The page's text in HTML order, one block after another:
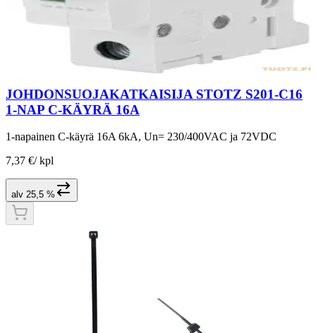
JOHDONSUOJAKATKAISIJA STOTZ S201-C16
1-NAP C-KÄYRÄ 16A
1-napainen C-käyrä 16A 6kA, Un= 230/400VAC ja 72VDC
7,37 €/ kpl
alv 25,5 %